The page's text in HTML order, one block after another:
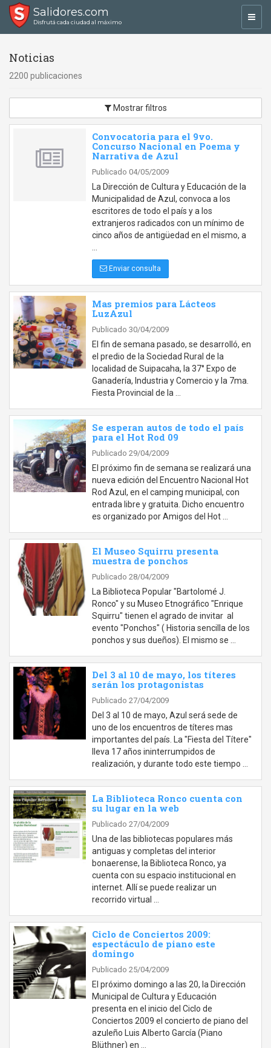
Salidores.com
Disfrutá cada ciudad al máximo
Noticias
2200 publicaciones
Mostrar filtros
Convocatoria para el 9vo.
Concurso Nacional en Poema y
Narrativa de Azul
Publicado 04/05/2009
La Dirección de Cultura y Educación de la
Municipalidad de Azul, convoca a los
escritores de todo el país y a los
extranjeros radicados con un mínimo de
cinco años de antigüedad en el mismo, a
Enviar consulta
Mas premios para Lácteos
LuzAzul
Publicado 30/04/2009
El fin de semana pasado, se desarrolló, en
el predio de la Sociedad Rural de la
localidad de Suipacaha, la 37° Expo de
Ganadería, Industria y Comercio y la 7ma.
Fiesta Provincial de la …
Se esperan autos de todo el país
para el Hot Rod 09
Publicado 29/04/2009
El próximo fin de semana se realizará una
nueva edición del Encuentro Nacional Hot
Rod Azul, en el camping municipal, con
entrada libre y gratuita. Dicho encuentro
es organizado por Amigos del Hot …
El Museo Squirru presenta
muestra de ponchos
Publicado 28/04/2009
La Biblioteca Popular "Bartolomé J.
Ronco" y su Museo Etnográfico "Enrique
Squirru" tienen el agrado de invitar al
evento "Ponchos" ( Historia sencilla de los
ponchos y sus dueños). El mismo se …
Del 3 al 10 de mayo, los títeres
serán los protagonistas
Publicado 27/04/2009
Del 3 al 10 de mayo, Azul será sede de
uno de los encuentros de títeres mas
importantes del país. La "Fiesta del Títere"
lleva 17 años ininterrumpidos de
realización, y durante todo este tiempo …
La Biblioteca Ronco cuenta con
su lugar en la web
Publicado 27/04/2009
Una de las bibliotecas populares más
antiguas y completas del interior
bonaerense, la Biblioteca Ronco, ya
cuenta con su espacio institucional en
internet. Allí se puede realizar un
recorrido virtual …
Ciclo de Conciertos 2009:
espectáculo de piano este
domingo
Publicado 25/04/2009
El próximo domingo a las 20, la Dirección
Municipal de Cultura y Educación
presenta en el inicio del Ciclo de
Conciertos 2009 el concierto de piano del
azuleño Luis Alberto García (Piano
Blüthner) en …